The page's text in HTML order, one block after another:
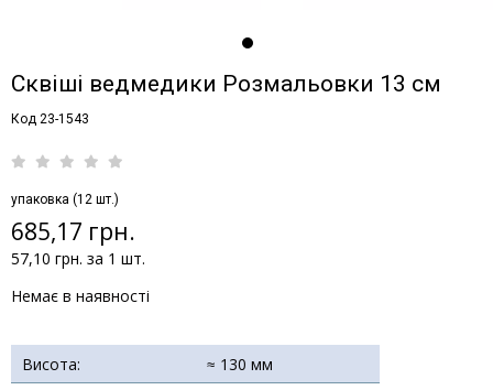
Сквіші ведмедики Розмальовки 13 см
Код 23-1543
упаковка (12 шт.)
685,17 грн.
57,10 грн. за 1 шт.
Немає в наявності
Висота:
≈ 130 мм